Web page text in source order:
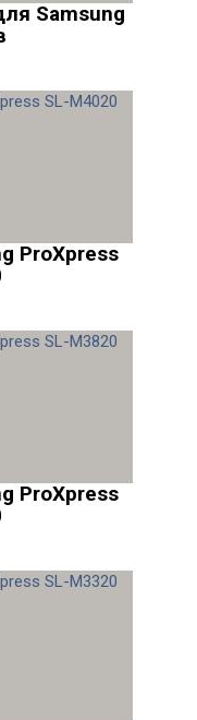
Samsung
ProXpress
ProXpress